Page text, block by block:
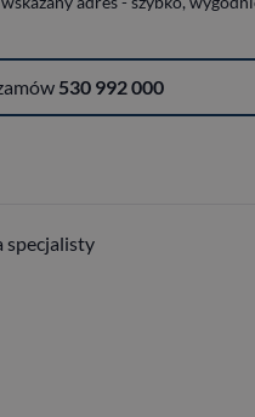
530 992 000
specjalisty